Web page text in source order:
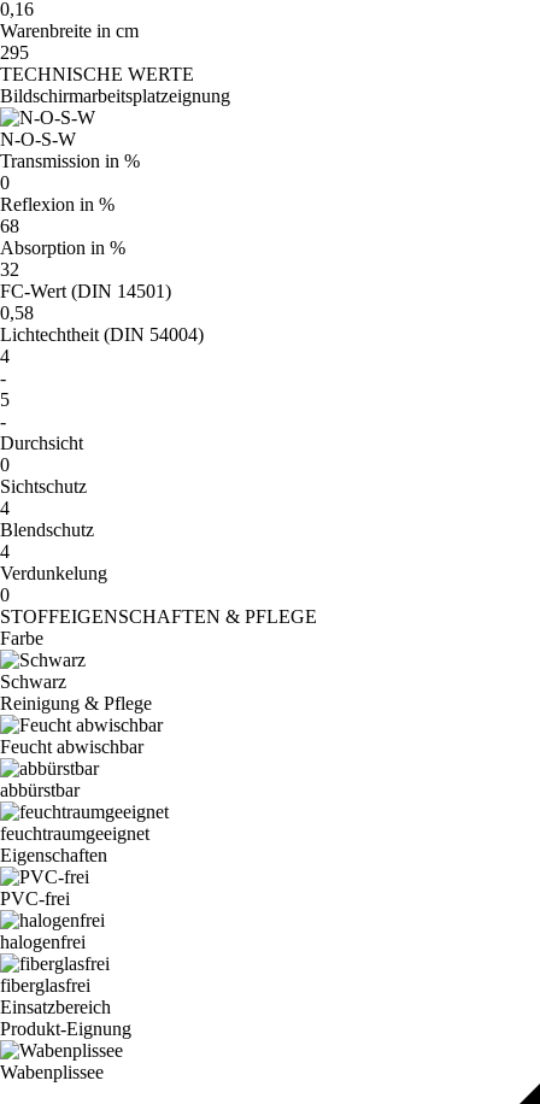
0,16
Warenbreite in cm
295
TECHNISCHE WERTE
Bildschirmarbeitsplatzeignung
N-O-S-W
Transmission in %
0
Reflexion in %
68
Absorption in %
32
FC-Wert (DIN 14501)
0,58
Lichtechtheit (DIN 54004)
4
-
5
-
Durchsicht
0
Sichtschutz
4
Blendschutz
4
Verdunkelung
0
STOFFEIGENSCHAFTEN & PFLEGE
Farbe
Schwarz
Reinigung & Pflege
Feucht abwischbar
abbürstbar
feuchtraumgeeignet
Eigenschaften
PVC-frei
halogenfrei
fiberglasfrei
Einsatzbereich
Produkt-Eignung
Wabenplissee